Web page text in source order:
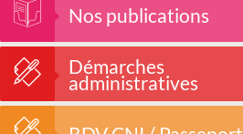
Nos publications
Démarches
administratives